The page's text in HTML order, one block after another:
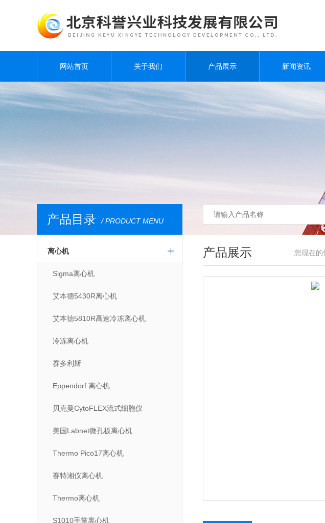
网站首页 关于我们 产品展示 新闻资讯
产品目录 / PRODUCT MENU
离心机
Sigma离心机
艾本德5430R离心机
艾本德5810R高速冷冻离心机
冷冻离心机
赛多利斯
Eppendorf 离心机
贝克曼CytoFLEX流式细胞仪
美国Labnet微孔板离心机
Thermo Pico17离心机
赛特湘仪离心机
Thermo离心机
S1010手掌离心机
产品展示 您现在的